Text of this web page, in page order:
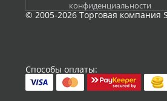
конфиденциальности
© 2005-2026 Торговая компания
Способы оплаты: